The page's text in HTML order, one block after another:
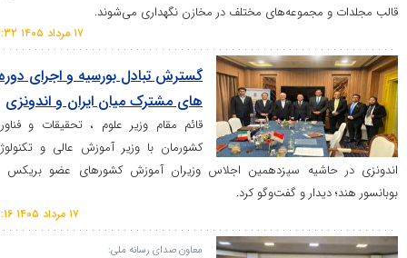
مجموعه‌های مختلف در مخازن نگهداری می‌شوند.
گسترش تبادل بورسیه و اجرای دوره
های مشترک میان ایران و اندونزی
قائم مقام وزیر علوم ، تحقیقات و فناوری
کشورمان با وزیر آموزش عالی و تکنولوژی
سیزدهمین اجلاس وزیران آموزش کشور‌های عضو بریکس در
و گفت‌و‌گو کرد.
معاون صدای رسانه ملی: